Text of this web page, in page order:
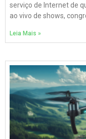
serviço de Internet de
ao vivo de shows,
Leia Mais »